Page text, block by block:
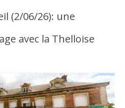
(2/06/26): une
avec la Thelloise